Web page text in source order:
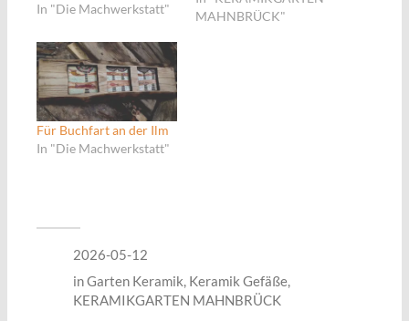
Lieferbarkeit und Preis
In "Die Machwerkstatt"
MAHNBRÜCK"
Für Buchfart an der Ilm
In "Die Machwerkstatt"
2026-05-12
inGarten Keramik, Keramik Gefäße,
KERAMIKGARTEN MAHNBRÜCK